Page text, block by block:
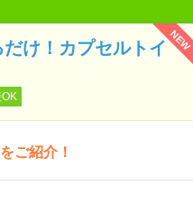
NEW
け！カプセルトイ
ご紹介！